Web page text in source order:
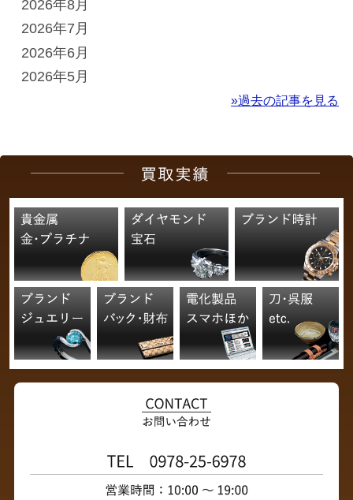
2026年8月
2026年7月
2026年6月
2026年5月
»過去の記事を見る